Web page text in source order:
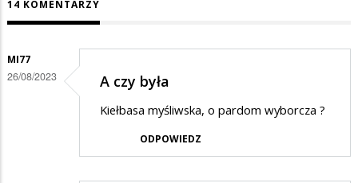
14 KOMENTARZY
MI77
26/08/2023 A czy była
Kiełbasa myśliwska, o pardom wyborcza ?
ODPOWIEDZ